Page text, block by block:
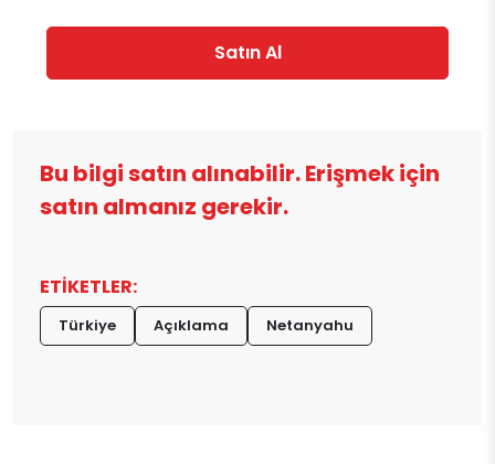
Satın Al
Bu bilgi satın alınabilir. Erişmek için
satın almanız gerekir.
ETİKETLER:
Türkiye Açıklama Netanyahu